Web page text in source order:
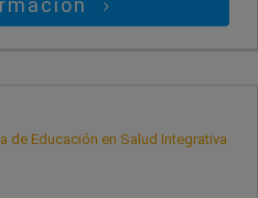
de Educación en Salud Integrativa